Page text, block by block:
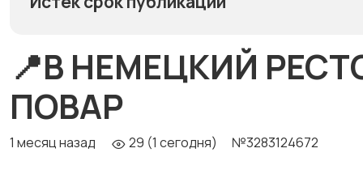
📍В НЕМЕЦКИЙ
ПОВАР
1 месяц назад 29 (1 сегодня) №3283124672